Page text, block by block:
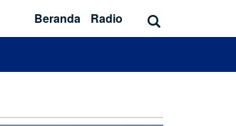
Beranda Radio